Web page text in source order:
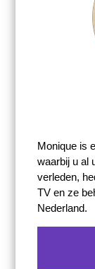
Monique is
waarbij u al
verleden,
TV en ze
Nederland.